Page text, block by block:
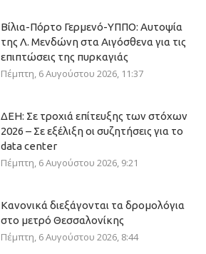
Βίλια-Πόρτο Γερμενό-ΥΠΠΟ: Αυτοψία
της Λ. Μενδώνη στα Αιγόσθενα για τις
επιπτώσεις της πυρκαγιάς
Πέμπτη, 6 Αυγούστου 2026, 11:37
ΔΕΗ: Σε τροχιά επίτευξης των στόχων
2026 – Σε εξέλιξη οι συζητήσεις για το
data center
Πέμπτη, 6 Αυγούστου 2026, 9:21
Κανονικά διεξάγονται τα δρομολόγια
στο μετρό Θεσσαλονίκης
Πέμπτη, 6 Αυγούστου 2026, 8:44